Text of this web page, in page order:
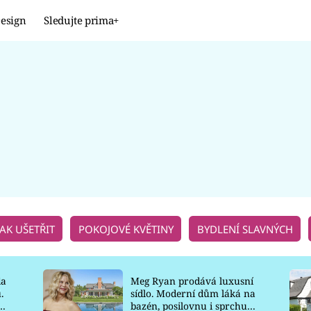
Sledujte prima+
UŠETŘIT POKOJOVÉ KVĚTINY BYDLENÍ SLAVNÝCH
Meg Ryan prodává luxusní
sídlo. Moderní dům láká na
bazén, posilovnu i sprchu